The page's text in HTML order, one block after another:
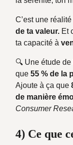
C’est une réalité
de ta valeur. Et
ta capacité à
🔍 Une étude
que 55 % de la
Ajoute à ça que
de manière
Consumer
4) Ce que